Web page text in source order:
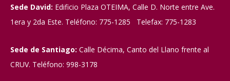
Sede David: Edificio Plaza OTEIMA, Calle D. Norte entre Ave.
1era y 2da Este. Teléfono: 775-1285 Telefax: 775-1283
Sede de Santiago: Calle Décima, Canto del Llano frente al
CRUV. Teléfono: 998-3178